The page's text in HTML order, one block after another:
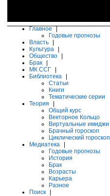
Главное
Годовые прогнозы
Власть
Культура
Общество
Брак
МК ССГ
Библиотека
Статьи
Книги
Тематические серии
Теория
Общий курс
Векторное Кольцо
Виртуальные имиджи
Брачный гороскоп
Циклический гороскоп
Медиатека
Годовые прогнозы
История
Брак
Возрасты
Карьера
Разное
Поиск